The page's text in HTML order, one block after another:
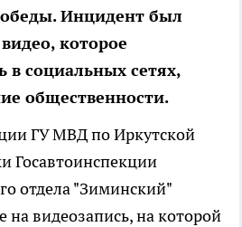
Инцидент был
которое
в социальных сетях,
общественности.
ГУ МВД по Иркутской
Госавтоинспекции
отдела "Зиминский"
видеозапись, на которой